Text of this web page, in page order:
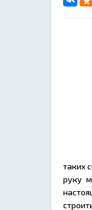
таких
руку